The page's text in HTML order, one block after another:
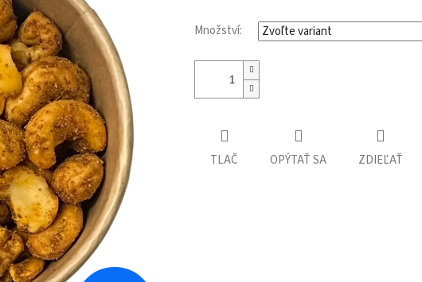
Množství:
TLAČ OPÝTAŤ SA ZDIEĽAŤ